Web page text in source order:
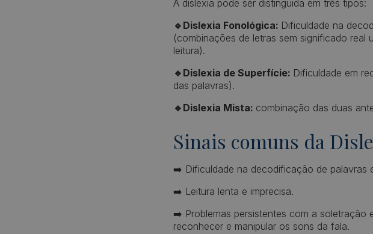
A dislexia pode ser distinguida em três tipos:
🔹Dislexia Fonológica: Dificuldade na
(combinações de letras sem significado real
leitura).
🔹Dislexia de Superfície: Dificuldade em
das palavras).
🔹Dislexia Mista: combinação das duas
Sinais comuns da
➡️ Dificuldade na decodificação de palavras
➡️ Leitura lenta e imprecisa.
➡️ Problemas persistentes com a soletração
reconhecer e manipular os sons da fala.